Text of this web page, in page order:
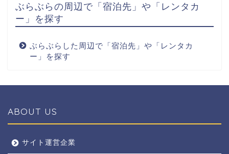
ぶらぶらの周辺で「宿泊先」や「レンタカ
ー」を探す
ぶらぶらした周辺で「宿泊先」や「レンタカ
ー」を探す
ABOUT US
サイト運営企業